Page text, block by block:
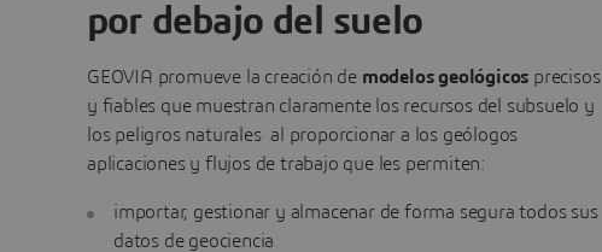
por debajo del suelo
GEOVIA promueve la creación de modelos geológicos precisos
y fiables que muestran claramente los recursos del subsuelo y
los peligros naturales al proporcionar a los geólogos
aplicaciones y flujos de trabajo que les permiten:
importar, gestionar y almacenar de forma segura todos sus
datos de geociencia